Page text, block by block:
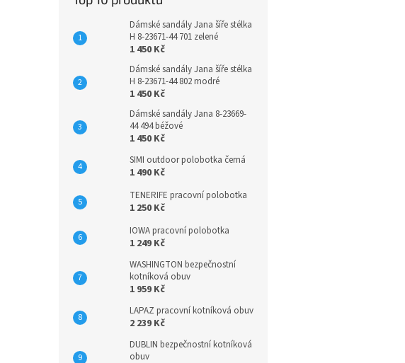
Dámské sandály Jana šíře stélka
H 8-23671-44 701 zelené
1 450 Kč
Dámské sandály Jana šíře stélka
H 8-23671-44 802 modré
1 450 Kč
Dámské sandály Jana 8-23669-
44 494 béžové
1 450 Kč
SIMI outdoor polobotka černá
1 490 Kč
TENERIFE pracovní polobotka
1 250 Kč
IOWA pracovní polobotka
1 249 Kč
WASHINGTON bezpečnostní
kotníková obuv
1 959 Kč
LAPAZ pracovní kotníková obuv
2 239 Kč
DUBLIN bezpečnostní kotníková
obuv